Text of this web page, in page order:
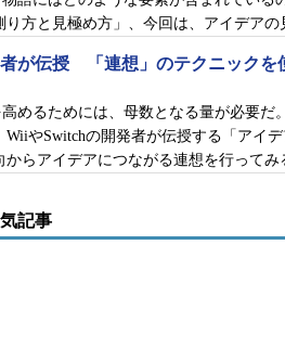
方と見極め方」、今回は、アイデアの
が伝授 「連想」のテクニックを
めるためには、母数となる量が必要だ
やSwitchの開発者が伝授する「アイ
からアイデアにつながる連想を行ってみ
記事